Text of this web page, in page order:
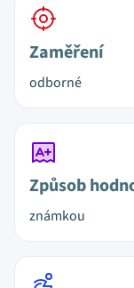
Zaměření
odborné
Způsob
známkou